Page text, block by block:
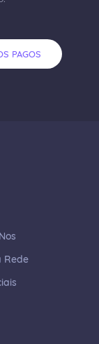
PAGOS
Rede